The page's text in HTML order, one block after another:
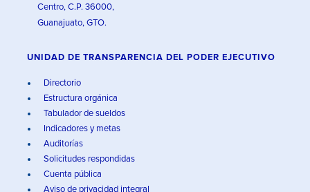
Centro, C.P. 36000,
Guanajuato, GTO.
UNIDAD DE TRANSPARENCIA DEL PODER EJECUTIVO
Directorio
Estructura orgánica
Tabulador de sueldos
Indicadores y metas
Auditorías
Solicitudes respondidas
Cuenta pública
Aviso de privacidad integral